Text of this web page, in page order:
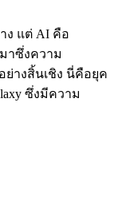
ง แต่ AI คือ
าซึ่งความ
างสิ้นเชิง นี่คือยุค
ซึ่งมีความ